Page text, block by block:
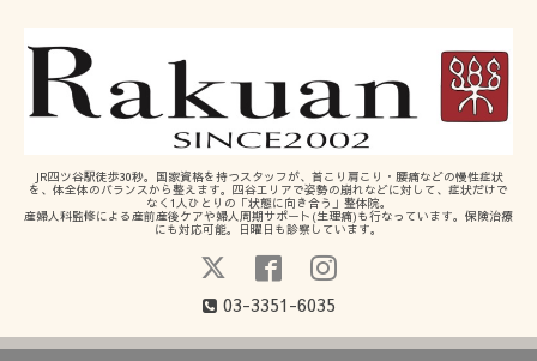
JR四ツ谷駅徒歩30秒。国家資格を持つスタッフが、首こり肩こり・腰痛などの慢性症状
を、体全体のバランスから整えます。四谷エリアで姿勢の崩れなどに対して、症状だけで
なく1人ひとりの「状態に向き合う」整体院。
産婦人科監修による産前産後ケアや婦人周期サポート(生理痛)も行なっています。保険治療
にも対応可能。日曜日も診察しています。
03-3351-6035